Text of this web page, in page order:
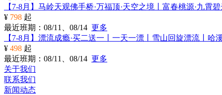
【7-8月】马岭天观佛手桥·万福顶·天空之境丨富春桃源·九霄
¥ 798 起
最近班期：08/11、08/14 更多
【7-8月】漂流成瘾·买二送一丨一天一漂丨雪山回旋漂流丨
¥ 498 起
最近班期：08/11、08/14 更多
关于我们
联系我们
新闻动态